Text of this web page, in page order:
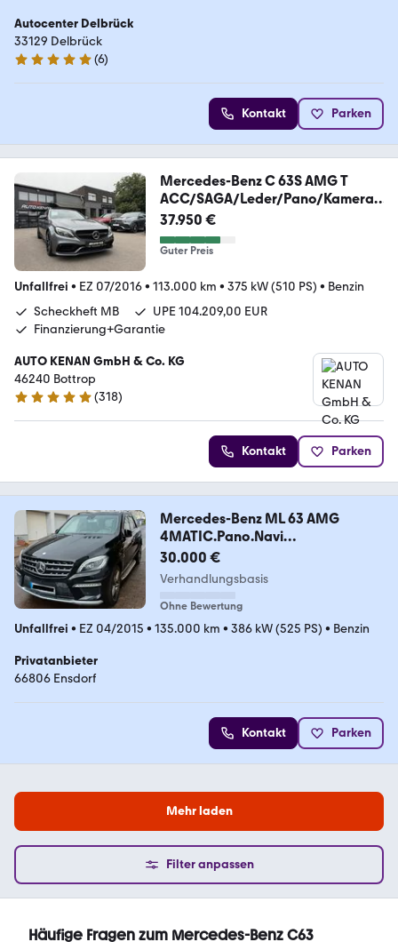
Autocenter Delbrück
33129 Delbrück
5 Sterne
(6)
Kontakt Parken
Mercedes-Benz C 63S AMG T
ACC/SAGA/Leder/Pano/Kamera/
19/Night
37.950 €
Guter Preis
Unfallfrei • EZ 07/2016• 113.000 km • 375 kW (510 PS) • Benzin
Scheckheft MB
UPE 104.209,00 EUR
Finanzierung+Garantie
AUTO KENAN GmbH & Co. KG
46240 ­­­­­­Bottrop
4.8 Sterne
(318)
Kontakt Parken
Mercedes-Benz ML 63 AMG
4MATIC.Pano.Navi
COMAND.TV.Standheizun
30.000 €
Verhandlungsbasis
Ohne Bewertung
Unfallfrei • EZ 04/2015 • 135.000 km • 386 kW (525 PS) • Benzin
Privatanbieter
66806 Ensdorf
Kontakt Parken
Mehr laden
Filter anpassen
Häufige Fragen zum Mercedes-Benz C63